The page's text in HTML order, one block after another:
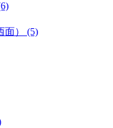
面） (5)